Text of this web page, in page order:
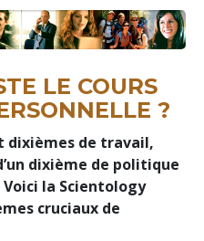
LE COURS
?
dixièmes de travail,
dixième de politique
la Scientology
cruciaux de